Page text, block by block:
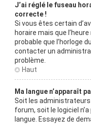
J’ai réglé le fuseau
correcte !
Si vous êtes certain
horaire mais que
probable que l’horloge
contacter un
problème.
Haut
Ma langue n’apparaît
Soit les administrateurs
forum, soit le logiciel
langue. Essayez de